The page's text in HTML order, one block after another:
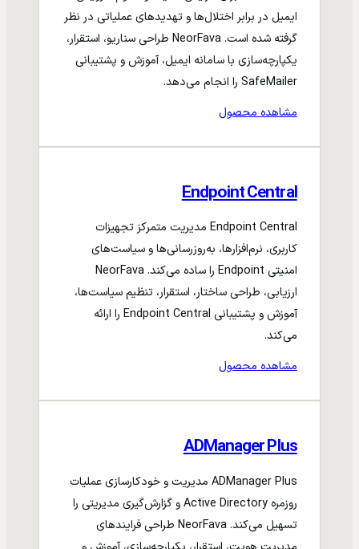
ایمیل در برابر اختلال‌ها و تهدیدهای عملیاتی در نظر
گرفته شده است. NeorFava طراحی سناریو، استقرار،
یکپارچه‌سازی با سامانه ایمیل، آموزش و پشتیبانی
SafeMailer را انجام می‌دهد.
مشاهده محصول
Endpoint Central
Endpoint Central مدیریت متمرکز تجهیزات
کاربری، نرم‌افزارها، به‌روزرسانی‌ها و سیاست‌های
امنیتی Endpoint را ساده می‌کند. NeorFava
ارزیابی، طراحی ساختار، استقرار، تنظیم سیاست‌ها،
آموزش و پشتیبانی Endpoint Central را ارائه
می‌کند.
مشاهده محصول
ADManager Plus
ADManager Plus مدیریت و خودکارسازی عملیات
روزمره Active Directory و گزارش‌گیری مدیریتی را
تسهیل می‌کند. NeorFava طراحی فرایندهای